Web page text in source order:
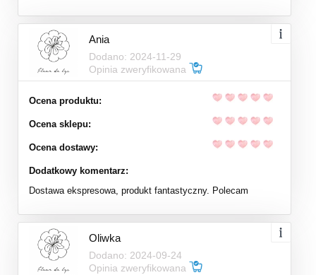
Ania
Dodano: 2024-11-29
Opinia zweryfikowana
Ocena produktu:
Ocena sklepu:
Ocena dostawy:
Dodatkowy komentarz:
Dostawa ekspresowa, produkt fantastyczny. Polecam
Oliwka
Dodano: 2024-09-24
Opinia zweryfikowana